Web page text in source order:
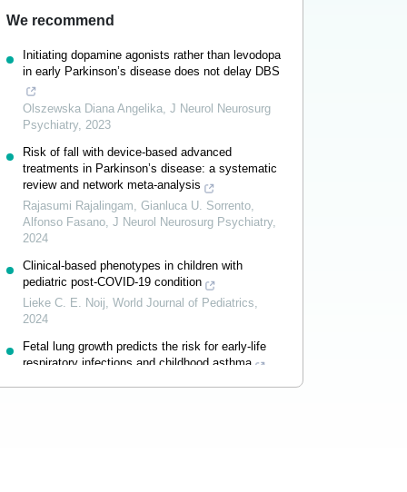
We recommend
Initiating dopamine agonists rather than levodopa
in early Parkinson’s disease does not delay DBS
Olszewska Diana Angelika, J Neurol Neurosurg
Psychiatry, 2023
Risk of fall with device-based advanced
treatments in Parkinson’s disease: a systematic
review and network meta-analysis
Rajasumi Rajalingam, Gianluca U. Sorrento,
Alfonso Fasano, J Neurol Neurosurg Psychiatry,
2024
Clinical-based phenotypes in children with
pediatric post-COVID-19 condition
Lieke C. E. Noij, World Journal of Pediatrics,
2024
Fetal lung growth predicts the risk for early-life
respiratory infections and childhood asthma
Dimitra E. Zazara,World Journal of Pediatrics,